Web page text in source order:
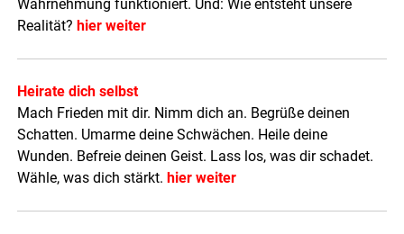
Wahrnehmung funktioniert. Und: Wie entsteht unsere
Realität? hier weiter
Heirate dich selbst
Mach Frieden mit dir. Nimm dich an. Begrüße deinen
Schatten. Umarme deine Schwächen. Heile deine
Wunden. Befreie deinen Geist. Lass los, was dir schadet.
Wähle, was dich stärkt. hier weiter